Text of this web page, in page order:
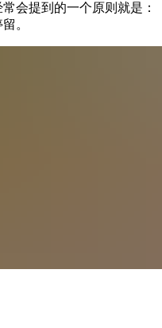
会提到的一个原则就是：
。